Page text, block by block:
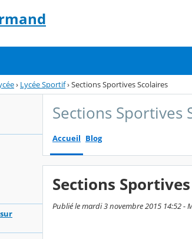
› Lycée Sportif›Sections Sportives Scolaires
Sections Sportives
Accueil Blog
Sections
Publié le mardi 3 novembre 2015 14:52 -